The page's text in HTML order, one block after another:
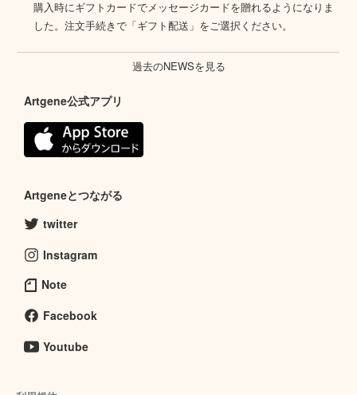
購入時にギフトカードでメッセージカードを贈れるようになりま
した。注文手続きで「ギフト配送」をご選択ください。
過去のNEWSを見る
Artgene公式アプリ
Artgeneとつながる
twitter
Instagram
Note
Facebook
Youtube